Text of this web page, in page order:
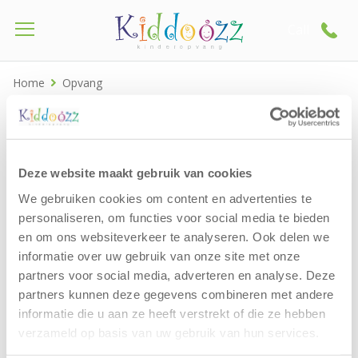
Deze website maakt gebruik van cookies
We gebruiken cookies om content en advertenties te
personaliseren, om functies voor social media te bieden
en om ons websiteverkeer te analyseren. Ook delen we
informatie over uw gebruik van onze site met onze
partners voor social media, adverteren en analyse. Deze
partners kunnen deze gegevens combineren met andere
informatie die u aan ze heeft verstrekt of die ze hebben
verzameld op basis van uw gebruik van hun services.
Home Opvang